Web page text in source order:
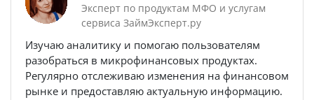
Эксперт по продуктам МФО и услугам
сервиса ЗаймЭксперт.ру
Изучаю аналитику и помогаю пользователям
разобраться в микрофинансовых продуктах.
Регулярно отслеживаю изменения на финансовом
рынке и предоставляю актуальную информацию.